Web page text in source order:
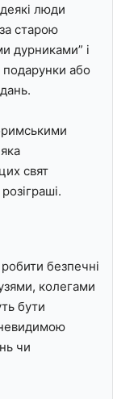
люди
старою
дурниками” і
або
свят
безпечні
колегами
бути
невидимою
чи